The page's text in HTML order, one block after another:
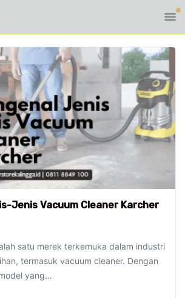
Jenis Vacuum Cleaner Karcher
satu merek terkemuka dalam industri
termasuk vacuum cleaner. Dengan
yang…